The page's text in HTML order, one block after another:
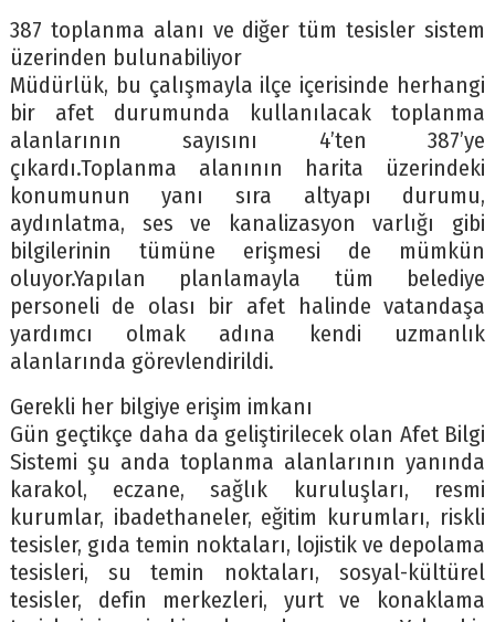
387 toplanma alanı ve diğer tüm tesisler sistem
üzerinden bulunabiliyor
Müdürlük, bu çalışmayla ilçe içerisinde herhangi
bir afet durumunda kullanılacak toplanma
alanlarının sayısını 4’ten 387’ye
çıkardı.Toplanma alanının harita üzerindeki
konumunun yanı sıra altyapı durumu,
aydınlatma, ses ve kanalizasyon varlığı gibi
bilgilerinin tümüne erişmesi de mümkün
oluyor.Yapılan planlamayla tüm belediye
personeli de olası bir afet halinde vatandaşa
yardımcı olmak adına kendi uzmanlık
alanlarında görevlendirildi.
Gerekli her bilgiye erişim imkanı
Gün geçtikçe daha da geliştirilecek olan Afet Bilgi
Sistemi şu anda toplanma alanlarının yanında
karakol, eczane, sağlık kuruluşları, resmi
kurumlar, ibadethaneler, eğitim kurumları, riskli
tesisler, gıda temin noktaları, lojistik ve depolama
tesisleri, su temin noktaları, sosyal-kültürel
tesisler, defin merkezleri, yurt ve konaklama